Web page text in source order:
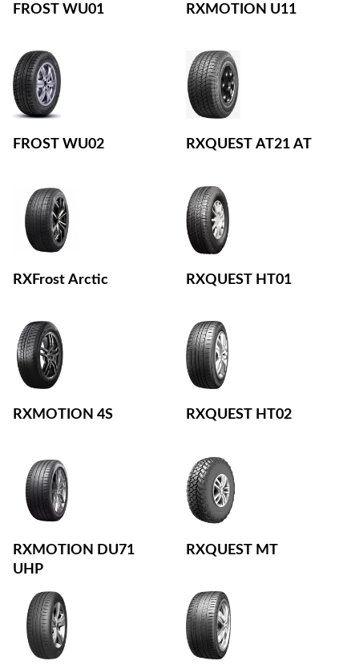
FROST WU01
FROST WU02
RXFrost Arctic
RXMOTION 4S
RXMOTION DU71
UHP
RXMOTION U11
RXQUEST AT21 AT
RXQUEST HT01
RXQUEST HT02
RXQUEST MT